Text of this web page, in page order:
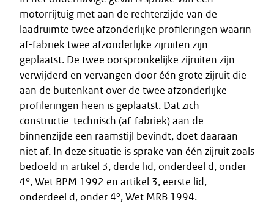
motorrijtuig met aan de rechterzijde van de
laadruimte twee afzonderlijke profileringen waarin
af-fabriek twee afzonderlijke zijruiten zijn
geplaatst. De twee oorspronkelijke zijruiten zijn
verwijderd en vervangen door één grote zijruit die
aan de buitenkant over de twee afzonderlijke
profileringen heen is geplaatst. Dat zich
constructie-technisch (af-fabriek) aan de
binnenzijde een raamstijl bevindt, doet daaraan
niet af. In deze situatie is sprake van één zijruit zoals
bedoeld in artikel 3, derde lid, onderdeel d, onder
4°, Wet BPM 1992 en artikel 3, eerste lid,
onderdeel d, onder 4°, Wet MRB 1994.